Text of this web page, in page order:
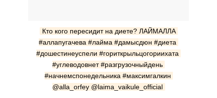
Кто кого пересидит на диете? ЛАЙМАЛЛА
#аллапугачева #лайма #дамысдюн #диета
#дошестинеуспели #гориткрыльцогориихата
#углеводовнет #разгрузочныйдень
#начнемспонедельника #максимгалкин
@alla_orfey @laima_vaikule_official